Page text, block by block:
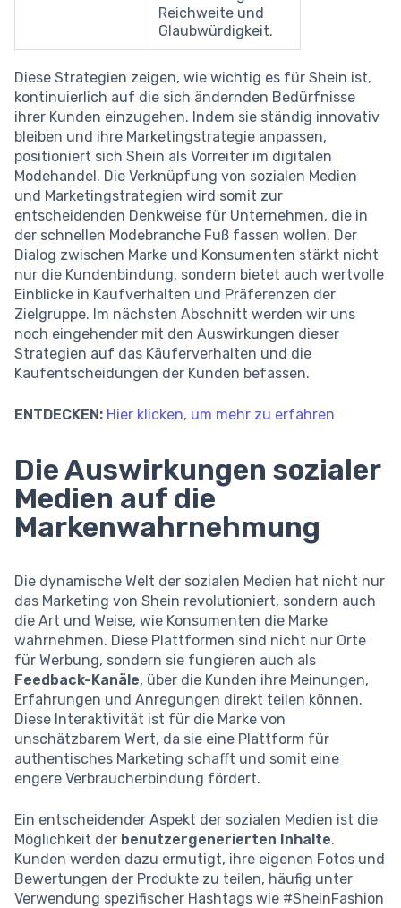
Reichweite und
Glaubwürdigkeit.
Diese Strategien zeigen, wie wichtig es für Shein ist,
kontinuierlich auf die sich ändernden Bedürfnisse
ihrer Kunden einzugehen. Indem sie ständig innovativ
bleiben und ihre Marketingstrategie anpassen,
positioniert sich Shein als Vorreiter im digitalen
Modehandel. Die Verknüpfung von sozialen Medien
und Marketingstrategien wird somit zur
entscheidenden Denkweise für Unternehmen, die in
der schnellen Modebranche Fuß fassen wollen. Der
Dialog zwischen Marke und Konsumenten stärkt nicht
nur die Kundenbindung, sondern bietet auch wertvolle
Einblicke in Kaufverhalten und Präferenzen der
Zielgruppe. Im nächsten Abschnitt werden wir uns
noch eingehender mit den Auswirkungen dieser
Strategien auf das Käuferverhalten und die
Kaufentscheidungen der Kunden befassen.
ENTDECKEN: Hier klicken, um mehr zu erfahren
Die Auswirkungen sozialer
Medien auf die
Markenwahrnehmung
Die dynamische Welt der sozialen Medien hat nicht nur
das Marketing von Shein revolutioniert, sondern auch
die Art und Weise, wie Konsumenten die Marke
wahrnehmen. Diese Plattformen sind nicht nur Orte
für Werbung, sondern sie fungieren auch als
Feedback-Kanäle, über die Kunden ihre Meinungen,
Erfahrungen und Anregungen direkt teilen können.
Diese Interaktivität ist für die Marke von
unschätzbarem Wert, da sie eine Plattform für
authentisches Marketing schafft und somit eine
engere Verbraucherbindung fördert.
Ein entscheidender Aspekt der sozialen Medien ist die
Möglichkeit der benutzergenerierten Inhalte.
Kunden werden dazu ermutigt, ihre eigenen Fotos und
Bewertungen der Produkte zu teilen, häufig unter
Verwendung spezifischer Hashtags wie #SheinFashion